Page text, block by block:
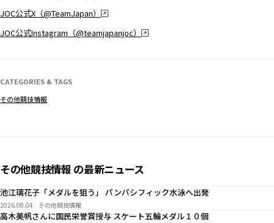
JOC公式X（@TeamJapan）
JOC公式Instagram（@teamjapanjoc）
CATEGORIES & TAGS
その他競技情報
その他競技情報 の最新ニュース
池江璃花子「メダルを狙う」 パンパシフィック水泳へ出発
2026.08.04 その他競技情報
高木美帆さんに国民栄誉賞授与 スケート五輪メダル１０個